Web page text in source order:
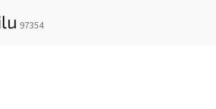
97354